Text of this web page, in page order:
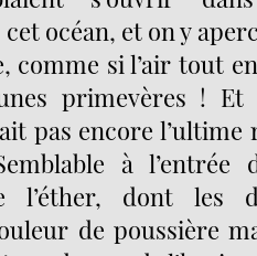
océan, et on y
comme si l’air tout
primevères ! Et
pas encore l’ultime
à l’entrée
l’éther, dont les
de poussière